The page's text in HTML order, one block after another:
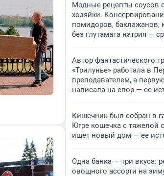
Модные рецепты соусов
хозяйки.
помидоров, баклажанов,
без глутамата натрия —
Автор фантастического
«Трилунье» работала в
преподавателем, а
написала на спор — ее
Кишечник был собран в
Югре кошечка с тяжелой
ищет новый дом — ее
Одна банка — три вкуса:
овощного ассорти на